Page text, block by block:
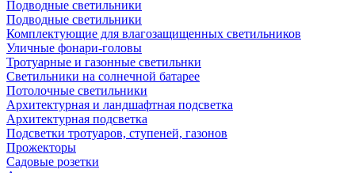
Подводные светильники
Подводные светильники
Комплектующие для влагозащищенных светильников
Уличные фонари-головы
Тротуарные и газонные светильнки
Светильники на солнечной батарее
Потолочные светильники
Архитектурная и ландшафтная подсветка
Архитектурная подсветка
Подсветки тротуаров, ступеней, газонов
Прожекторы
Садовые розетки